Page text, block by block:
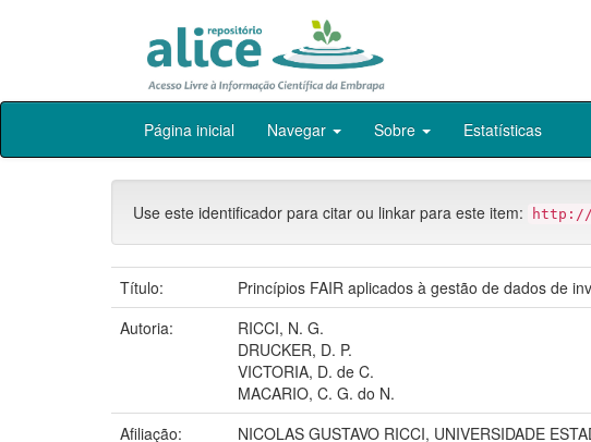
Skip
Página inicial Navegar Sobre Estatísticas
Use este identificador para citar ou linkar para este item: http://
Título:
Princípios FAIR aplicados à gestão de dados de
Autoria:
RICCI, N. G.
DRUCKER, D. P.
VICTORIA, D. de C.
MACARIO, C. G. do N.
Afiliação:
NICOLAS GUSTAVO RICCI, UNIVERSIDADE